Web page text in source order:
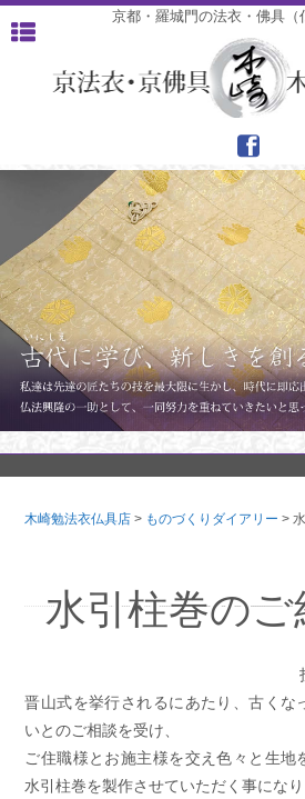
京都・羅城門の法衣・佛具（
木崎勉法衣仏具店 > ものづくりダイアリー >
水引柱巻のご
晋山式を挙行されるにあたり、古くな
いとのご相談を受け、
ご住職様とお施主様を交え色々と生地
水引柱巻を製作させていただく事になり